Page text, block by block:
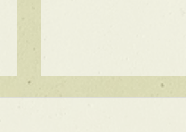
★ラインボブ【ぱつっ